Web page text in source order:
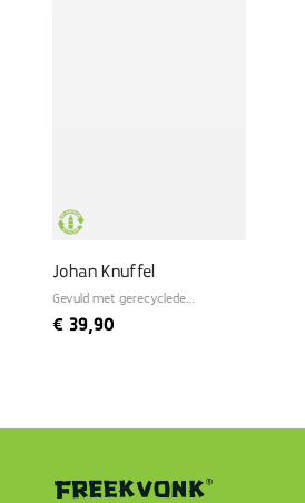
Johan Knuffel
Gevuld met gerecyclede
€ 39,90